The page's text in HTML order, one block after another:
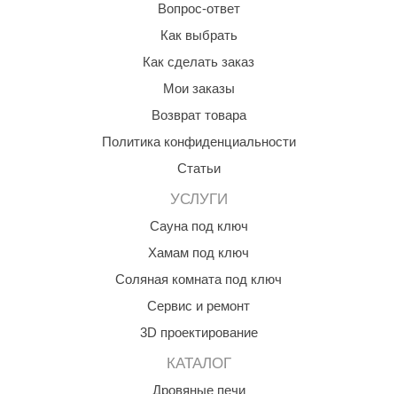
Вопрос-ответ
Как выбрать
Как сделать заказ
Мои заказы
Возврат товара
Политика конфиденциальности
Статьи
УСЛУГИ
Сауна под ключ
Хамам под ключ
Соляная комната под ключ
Сервис и ремонт
3D проектирование
КАТАЛОГ
Дровяные печи